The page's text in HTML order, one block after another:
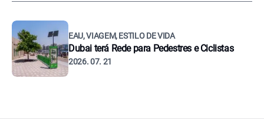
EAU, VIAGEM, ESTILO DE VIDA
Dubai terá Rede para Pedestres e Ciclistas
2026. 07. 21